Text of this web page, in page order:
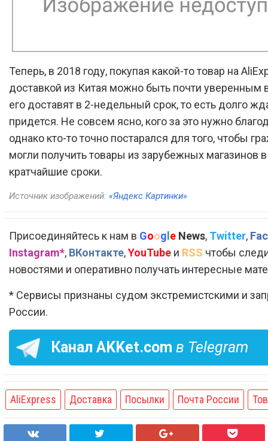
Теперь, в 2018 году, покупая какой-то товар на
доставкой из Китая можно быть почти уверенным
его доставят в 2-недельный срок, то есть долго
придется. Не совсем ясно, кого за это нужно
однако кто-то точно постарался для того, чтобы
могли получить товары из зарубежных магазинов
кратчайшие сроки.
Источник изображений: «Яндекс Картинки»
Присоединяйтесь к нам в Goog e News, Twitter,
Instagram*, ВКонтакте,YouTube и RSS чтобы
новостями и оперативно получать интересные
* Сервисы признаны судом экстремистскими и
России.
Канал AKKet.com в Telegram
AliExpress Доставка Посылки Почта России